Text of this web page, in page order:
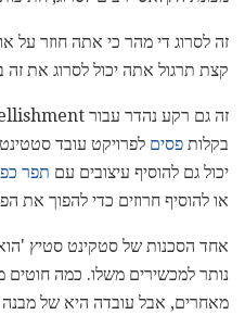
זה לסרוג די מהר כי אתה חוזר על
קצת תרגול אתה יכול לסרוג את
זה גם רקע נהדר עבור embellishment. אתה יכול, למשל,
בקלות פסים לפרויקט עובד
יכול גם להוסיף עיצובים עם תפר
או להוסיף חרוזים כדי להפוך את
אחד הסכנות של סטקינט סטיץ
נותר למכשירים משלו. כמה חוטים
מאחרים, אבל עובדה היא של